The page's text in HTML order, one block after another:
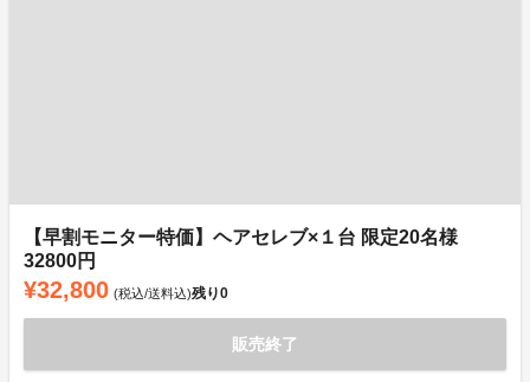
【早割モニター特価】ヘアセレブ×１台 限定20名様
32800円
¥32,800 (税込/送料込)残り0
販売終了